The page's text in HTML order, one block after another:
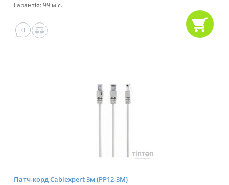
Гарантія: 99 міс.
0
Патч-корд Cablexpert 3м (PP12-3M)